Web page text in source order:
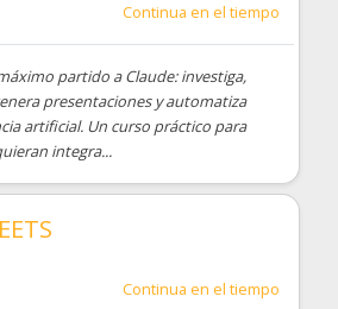
Continua en el tiempo
partido a Claude: investiga,
presentaciones y automatiza
artificial. Un curso práctico para
integra...
Continua en el tiempo